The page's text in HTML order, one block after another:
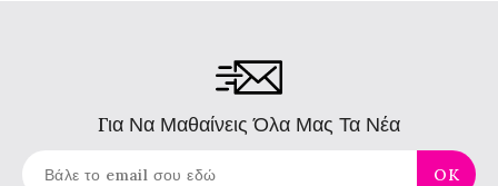
Για Να Μαθαίνεις Όλα Μας Τα Νέα